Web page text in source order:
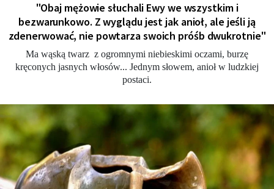
"Obaj mężowie słuchali Ewy we wszystkim i
bezwarunkowo. Z wyglądu jest jak anioł, ale jeśli ją
zdenerwować, nie powtarza swoich próśb dwukrotnie"
Ma wąską twarz z ogromnymi niebieskimi oczami, burzę
kręconych jasnych włosów... Jednym słowem, anioł w ludzkiej
postaci.